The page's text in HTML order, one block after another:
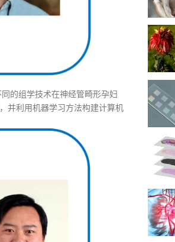
的组学技术在神经管畸形孕妇
并利用机器学习方法构建计算机